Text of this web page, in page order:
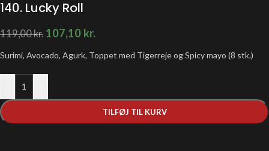
140. Lucky Roll
119,00kr. 107,10 kr.
Surimi, Avocado, Agurk, Toppet med Tigerreje og Spicy mayo (8 stk.)
TILFØJ TIL KURV